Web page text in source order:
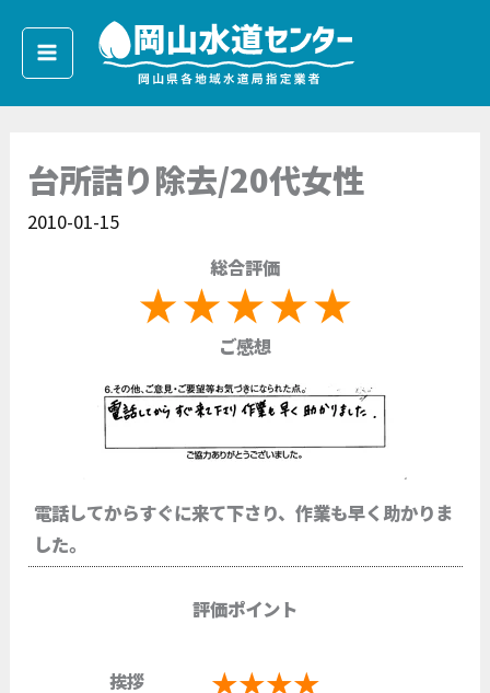
ス
台所詰り除去/20代女性
2010-01-15
総合評価
ご感想
電話してからすぐに来て下さり、作業も早く助かりま
した。
評価ポイント
挨拶 ★★★★